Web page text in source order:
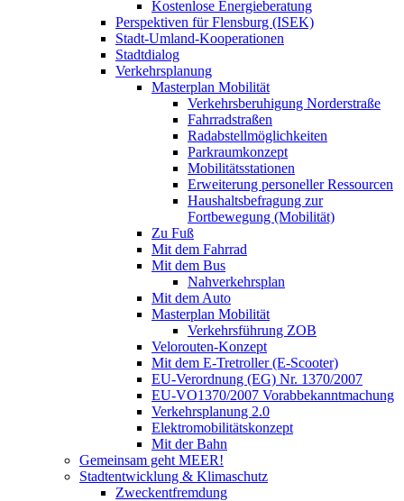
Kostenlose Energieberatung
Perspektiven für Flensburg (ISEK)
Stadt-Umland-Kooperationen
Stadtdialog
Verkehrsplanung
Masterplan Mobilität
Verkehrsberuhigung Norderstraße
Fahrradstraßen
Radabstellmöglichkeiten
Parkraumkonzept
Mobilitätsstationen
Erweiterung personeller Ressourcen
Haushaltsbefragung zur
Fortbewegung (Mobilität)
Zu Fuß
Mit dem Fahrrad
Mit dem Bus
Nahverkehrsplan
Mit dem Auto
Masterplan Mobilität
Verkehrsführung ZOB
Velorouten-Konzept
Mit dem E-Tretroller (E-Scooter)
EU-Verordnung (EG) Nr. 1370/2007
EU-VO1370/2007 Vorabbekanntmachung
Verkehrsplanung 2.0
Elektromobilitätskonzept
Mit der Bahn
Gemeinsam geht MEER!
Stadtentwicklung & Klimaschutz
Zweckentfremdung